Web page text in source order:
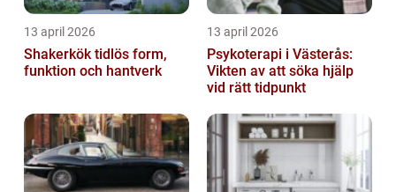
13 april 2026
Shakerkök tidlös form,
funktion och hantverk
13 april 2026
Psykoterapi i Västerås:
Vikten av att söka hjälp
vid rätt tidpunkt